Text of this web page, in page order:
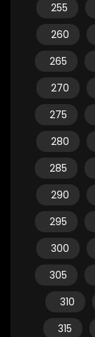
255
260
265
270
275
280
285
290
295
300
305
310
315